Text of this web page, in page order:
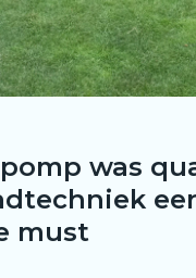
was
must